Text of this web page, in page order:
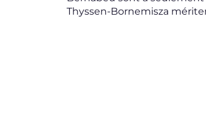
Thyssen-Bornemisza